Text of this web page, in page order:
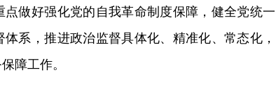
做好强化党的自我革命制度保障，健全党统一
系，推进政治监督具体化、精准化、常态化，
障工作。